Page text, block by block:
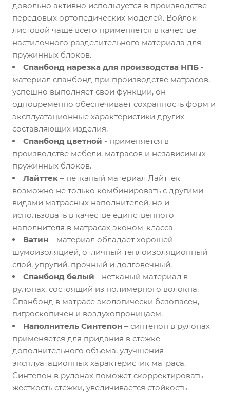
довольно активно используется в производстве
передовых ортопедических моделей. Войлок
листовой чаще всего применяется в качестве
настилочного разделительного материала для
пружинных блоков.
Спанбонд нарезка для производства НПБ -
материал спанбонд при производстве матрасов,
успешно выполняет свои функции, он
одновременно обеспечивает сохранность форм и
эксплуатационные характеристики других
составляющих изделия.
Спанбонд цветной - применяется в
производстве мебели, матрасов и независимых
пружинных блоков.
Лайттек – нетканый материал Лайттек
возможно не только комбинировать с другими
видами матрасных наполнителей, но и
использовать в качестве единственного
наполнителя в матрасах эконом-класса.
Ватин – материал обладает хорошей
шумоизоляцией, отличный теплоизоляционный
слой, упругий, прочный и долговечный.
Спанбонд белый - нетканый материал в
рулонах, состоящий из полимерного волокна.
Спанбонд в матрасе экологически безопасен,
гигроскопичен и воздухопроницаем.
Наполнитель Синтепон – синтепон в рулонах
применяется для придания в стежке
дополнительного объема, улучшения
эксплуатационных характеристик матраса.
Синтепон в рулонах поможет скорректировать
жесткость стежки, увеличивается стойкость